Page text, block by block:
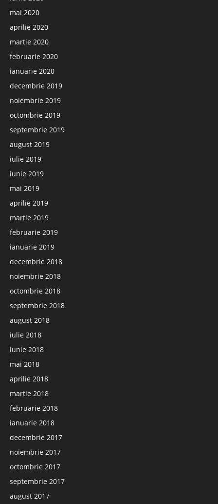
mai 2020
aprilie 2020
martie 2020
februarie 2020
ianuarie 2020
decembrie 2019
noiembrie 2019
octombrie 2019
septembrie 2019
august 2019
iulie 2019
iunie 2019
mai 2019
aprilie 2019
martie 2019
februarie 2019
ianuarie 2019
decembrie 2018
noiembrie 2018
octombrie 2018
septembrie 2018
august 2018
iulie 2018
iunie 2018
mai 2018
aprilie 2018
martie 2018
februarie 2018
ianuarie 2018
decembrie 2017
noiembrie 2017
octombrie 2017
septembrie 2017
august 2017